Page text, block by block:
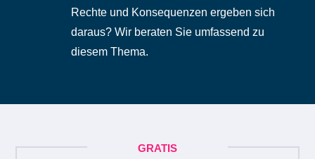
Rechte und Konsequenzen ergeben sich
daraus? Wir beraten Sie umfassend zu
diesem Thema.
GRATIS